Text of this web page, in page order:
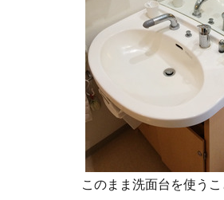
このまま洗面台を使うこ